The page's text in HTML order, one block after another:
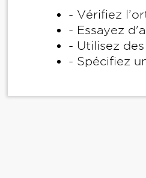
- Vérifiez
- Essayez
- Utilisez
- Spécifiez